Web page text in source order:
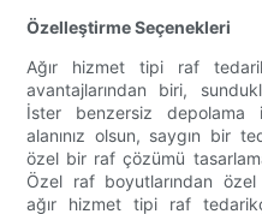
Özelleştirme Seçenekleri
Ağır hizmet tipi raf
avantajlarından biri,
İster benzersiz depolama
alanınız olsun, saygın bir
özel bir raf çözümü
Özel raf boyutlarından
ağır hizmet tipi raf